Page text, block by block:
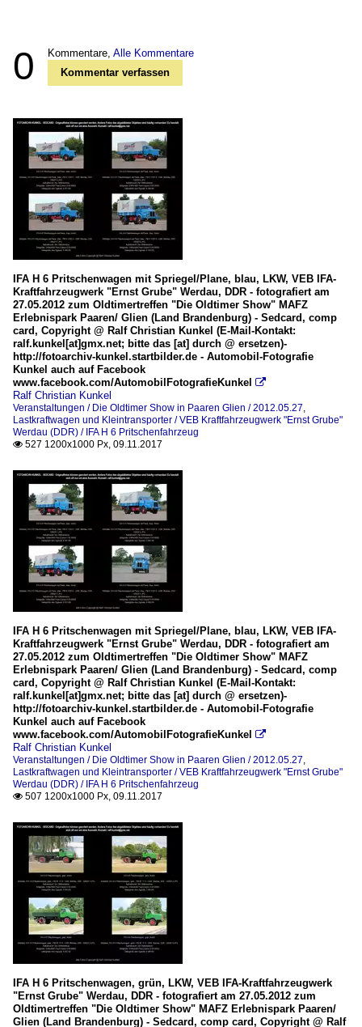
0 Kommentare, Alle Kommentare
Kommentar verfassen
IFA H 6 Pritschenwagen mit Spriegel/Plane, blau, LKW, VEB IFA-
Kraftfahrzeugwerk "Ernst Grube" Werdau, DDR - fotografiert am
27.05.2012 zum Oldtimertreffen "Die Oldtimer Show" MAFZ
Erlebnispark Paaren/ Glien (Land Brandenburg) - Sedcard, comp
card, Copyright @ Ralf Christian Kunkel (E-Mail-Kontakt:
ralf.kunkel[at]gmx.net; bitte das [at] durch @ ersetzen)-
http://fotoarchiv-kunkel.startbilder.de - Automobil-Fotografie
Kunkel auch auf Facebook
www.facebook.com/AutomobilFotografieKunkel

Ralf Christian Kunkel
Veranstaltungen / Die Oldtimer Show in Paaren Glien / 2012.05.27,
Lastkraftwagen und Kleintransporter / VEB Kraftfahrzeugwerk "Ernst Grube"
Werdau (DDR) / IFA H 6 Pritschenfahrzeug
 527 1200x1000 Px, 09.11.2017
IFA H 6 Pritschenwagen mit Spriegel/Plane, blau, LKW, VEB IFA-
Kraftfahrzeugwerk "Ernst Grube" Werdau, DDR - fotografiert am
27.05.2012 zum Oldtimertreffen "Die Oldtimer Show" MAFZ
Erlebnispark Paaren/ Glien (Land Brandenburg) - Sedcard, comp
card, Copyright @ Ralf Christian Kunkel (E-Mail-Kontakt:
ralf.kunkel[at]gmx.net; bitte das [at] durch @ ersetzen)-
http://fotoarchiv-kunkel.startbilder.de - Automobil-Fotografie
Kunkel auch auf Facebook
www.facebook.com/AutomobilFotografieKunkel

Ralf Christian Kunkel
Veranstaltungen / Die Oldtimer Show in Paaren Glien / 2012.05.27,
Lastkraftwagen und Kleintransporter / VEB Kraftfahrzeugwerk "Ernst Grube"
Werdau (DDR) / IFA H 6 Pritschenfahrzeug
 507 1200x1000 Px, 09.11.2017
IFA H 6 Pritschenwagen, grün, LKW, VEB IFA-Kraftfahrzeugwerk
"Ernst Grube" Werdau, DDR - fotografiert am 27.05.2012 zum
Oldtimertreffen "Die Oldtimer Show" MAFZ Erlebnispark Paaren/
Glien (Land Brandenburg) - Sedcard, comp card, Copyright @ Ralf